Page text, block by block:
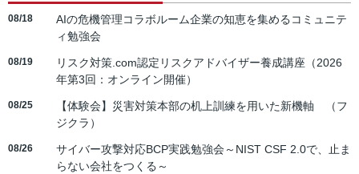
08/18
AIの危機管理コラボルーム企業の知恵を集めるコミュニテ
ィ勉強会
08/19
リスク対策.com認定リスクアドバイザー養成講座（2026
年第3回：オンライン開催）
08/25
【体験会】災害対策本部の机上訓練を用いた新機軸 （フ
ジクラ）
08/26
サイバー攻撃対応BCP実践勉強会～NIST CSF 2.0で、止ま
らない会社をつくる～